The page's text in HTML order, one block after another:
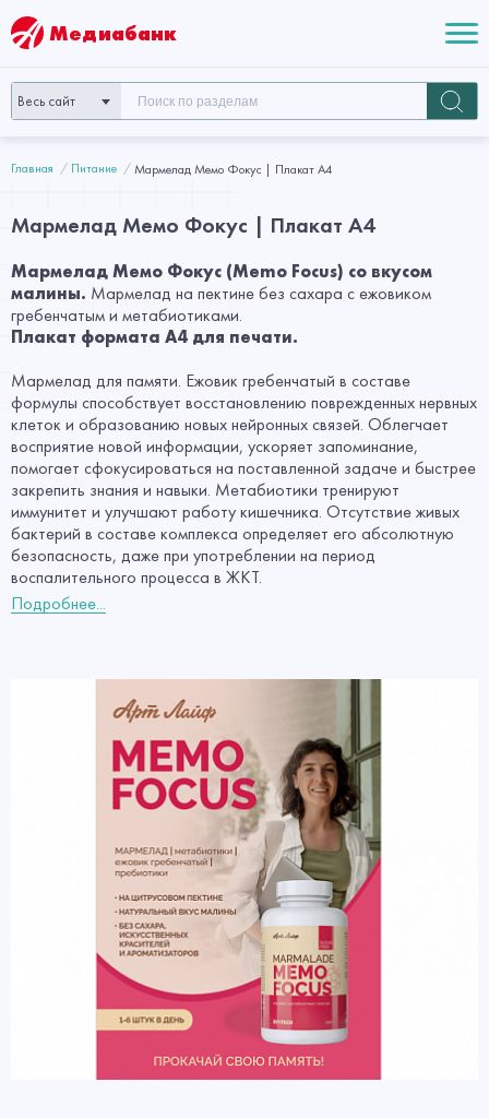
Медиабанк
Весь сайт
Главная Питание Мармелад Мемо Фокус | Плакат А4
Мармелад Мемо Фокус | Плакат А4
Мармелад Мемо Фокус (Memo Focus) со вкусом
малины. Мармелад на пектине без сахара с ежовиком
гребенчатым и метабиотиками.
Плакат формата А4 для печати.
Мармелад для памяти. Ежовик гребенчатый в составе
формулы способствует восстановлению поврежденных нервных
клеток и образованию новых нейронных связей. Облегчает
восприятие новой информации, ускоряет запоминание,
помогает сфокусироваться на поставленной задаче и быстрее
закрепить знания и навыки. Метабиотики тренируют
иммунитет и улучшают работу кишечника. Отсутствие живых
бактерий в составе комплекса определяет его абсолютную
безопасность, даже при употреблении на период
воспалительного процесса в ЖКТ.
Подробнее...